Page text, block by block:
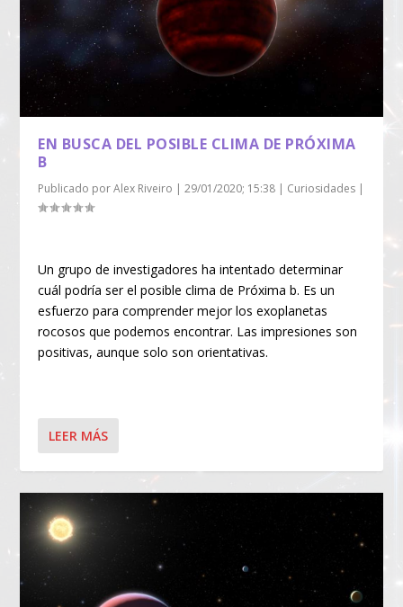
EN BUSCA DEL POSIBLE CLIMA DE PRÓXIMA
B
Publicado porAlex Riveiro |29/01/2020; 15:38 | Curiosidades |
Un grupo de investigadores ha intentado determinar
cuál podría ser el posible clima de Próxima b. Es un
esfuerzo para comprender mejor los exoplanetas
rocosos que podemos encontrar. Las impresiones son
positivas, aunque solo son orientativas.
LEER MÁS